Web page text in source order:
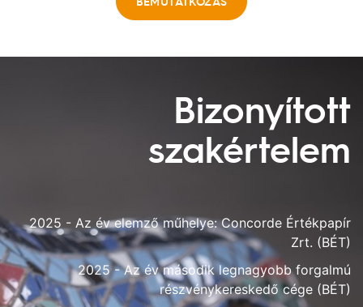
Bizonyított
szakértelem
2025 - Az év elemző műhelye: Concorde Értékpapír
Zrt. (BÉT)
2025 - Az év második legnagyobb forgalmú
részvénykereskedő cége (BÉT)